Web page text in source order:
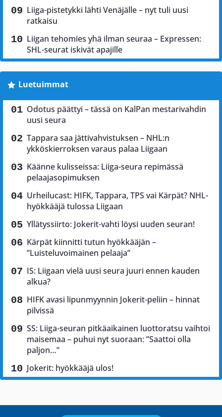
Liiga-pistetykki lähti Venäjälle – nyt tuli uusi
ratkaisu
Liigan tehomies yhä ilman seuraa – Expressen:
SHL-seurat iskivät apajille
Luetuimmat
Odotus päättyi – tässä on KalPan mestarivahdin
uusi seura
Tappara saa jättivahvistuksen – NHL:n
ykköskierroksen varaus palaa Liigaan
Käänne kulisseissa: Liiga-seura repimässä
pelaajasopimuksen
Urheilucast: HIFK, Tappara, TPS vai Kärpät? NHL-
hyökkääjä tulossa Liigaan
Yllätyssiirto: Jokerit-vahti löysi uuden seuran!
Kärpät kiinnitti tutun hyökkääjän –
”Luisteluvoimainen pelaaja”
IS: Liigaan vielä uusi seura juuri ennen kauden
alkua?
HIFK avasi lipunmyynnin Jokerit-peliin – hinnat
pilvissä
SS: Liiga-seuran pitkäaikainen luottoratsu vaihtoi
maisemaa – puhui nyt suoraan: ”Saattoi olla
paljon…”
Jokerit: hyökkääjä ulos!